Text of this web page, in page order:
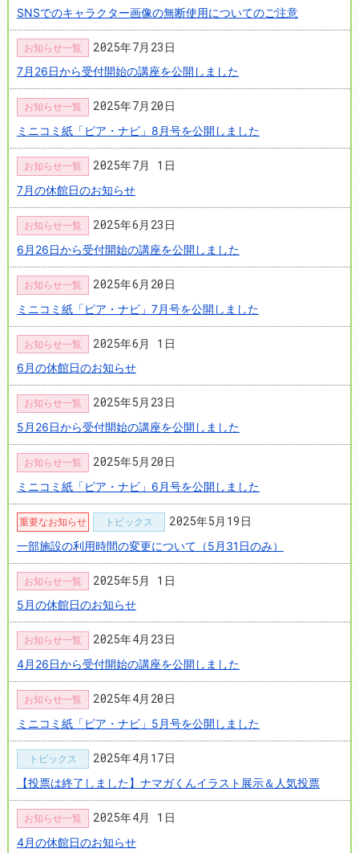
SNSでのキャラクター画像の無断使用についてのご注意
お知らせ一覧 2025年7月23日
7月26日から受付開始の講座を公開しました
お知らせ一覧 2025年7月20日
ミニコミ紙「ピア・ナビ」8月号を公開しました
お知らせ一覧 2025年7月 1日
7月の休館日のお知らせ
お知らせ一覧 2025年6月23日
6月26日から受付開始の講座を公開しました
お知らせ一覧 2025年6月20日
ミニコミ紙「ピア・ナビ」7月号を公開しました
お知らせ一覧 2025年6月 1日
6月の休館日のお知らせ
お知らせ一覧 2025年5月23日
5月26日から受付開始の講座を公開しました
お知らせ一覧 2025年5月20日
ミニコミ紙「ピア・ナビ」6月号を公開しました
重要なお知らせ トピックス 2025年5月19日
一部施設の利用時間の変更について（5月31日のみ）
お知らせ一覧 2025年5月 1日
5月の休館日のお知らせ
お知らせ一覧 2025年4月23日
4月26日から受付開始の講座を公開しました
お知らせ一覧 2025年4月20日
ミニコミ紙「ピア・ナビ」5月号を公開しました
トピックス 2025年4月17日
【投票は終了しました】ナマガくんイラスト展示＆人気投票
お知らせ一覧 2025年4月 1日
4月の休館日のお知らせ